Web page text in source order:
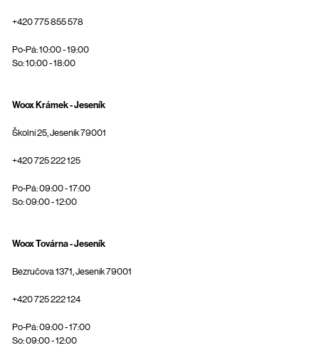
+420 775 855 578
Po-Pá: 10:00 - 19:00
So: 10:00 - 18:00
Woox Krámek - Jeseník
Školní 25, Jeseník 79001
+420 725 222 125
Po-Pá: 09:00 - 17:00
So: 09:00 - 12:00
Woox Továrna - Jeseník
Bezručova 1371, Jeseník 79001
+420 725 222 124
Po-Pá: 09:00 - 17:00
So: 09:00 - 12:00